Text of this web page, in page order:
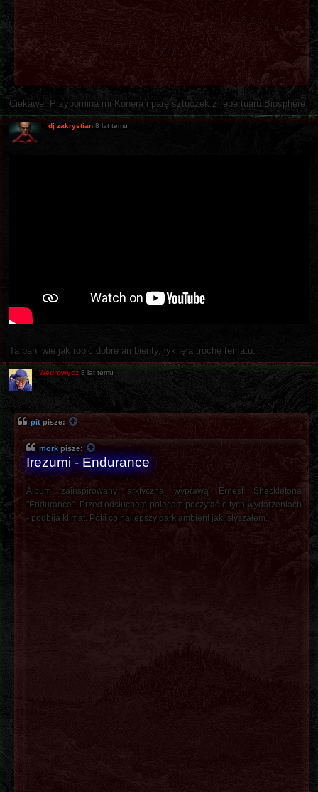
Ciekawe. Przypomina mi Konera i parę sztuczek z repertuaru Biosphere.
dj zakrystian 8 lat temu
Ta pani wie jak robić dobre ambienty, łyknęła trochę tematu.
Wędrowycz 8 lat temu
pit pisze:
morkpisze:
Irezumi - Endurance
Album zainspirowany arktyczną wyprawą Ernest Shackletona
"Endurance". Przed odsłuchem polecam poczytać o tych wydarzeniach
- podbija klimat. Póki co najlepszy dark ambient jaki słyszałem.